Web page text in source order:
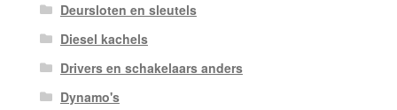
Deursloten en sleutels
Diesel kachels
Drivers en schakelaars anders
Dynamo's